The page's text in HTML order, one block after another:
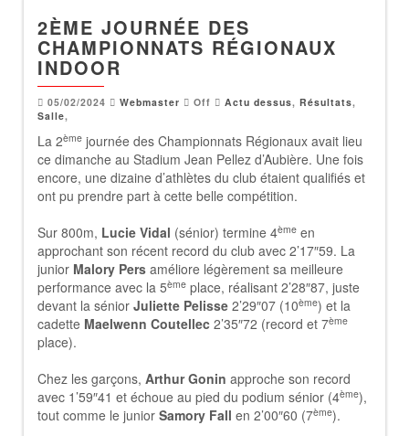
2ÈME JOURNÉE DES
CHAMPIONNATS RÉGIONAUX
INDOOR
05/02/2024 Webmaster Off Actu dessus, Résultats,
Salle,
La 2ème journée des Championnats Régionaux avait lieu
ce dimanche au Stadium Jean Pellez d’Aubière. Une fois
encore, une dizaine d’athlètes du club étaient qualifiés et
ont pu prendre part à cette belle compétition.
Sur 800m, Lucie Vidal (sénior) termine 4ème en
approchant son récent record du club avec 2’17″59. La
junior Malory Pers améliore légèrement sa meilleure
performance avec la 5ème place, réalisant 2’28″87, juste
devant la sénior Juliette Pelisse 2’29″07 (10ème) et la
cadette Maelwenn Coutellec 2’35″72 (record et 7ème
place).
Chez les garçons, Arthur Gonin approche son record
avec 1’59″41 et échoue au pied du podium sénior (4ème),
tout comme le junior Samory Fall en 2’00″60 (7ème).